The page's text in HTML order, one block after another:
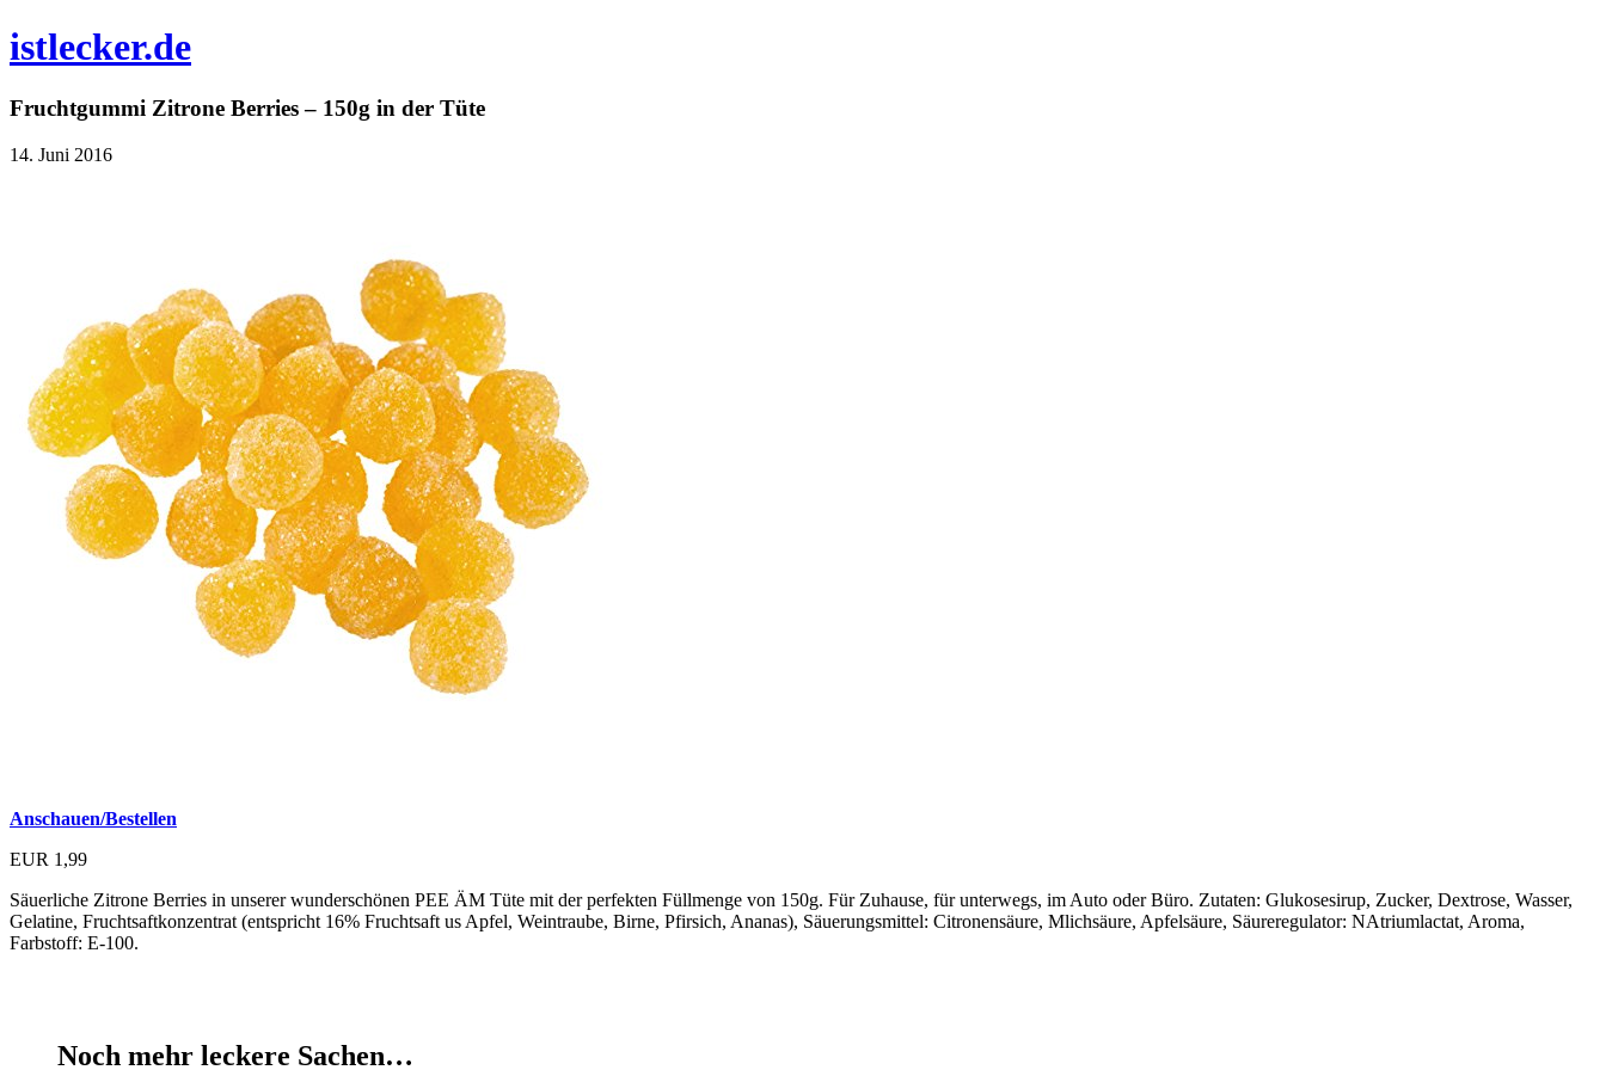
istlecker.de
Fruchtgummi Zitrone Berries – 150g in der Tüte
14. Juni 2016
Anschauen/Bestellen
EUR 1,99
Säuerliche Zitrone Berries in unserer wunderschönen PEE ÄM Tüte mit der perfekten Füllmenge von 150g. Für Zuhause, für unterwegs, im Auto oder Büro. Zutaten: Glukosesirup, Zucker, Dextrose, Wasser,
Gelatine, Fruchtsaftkonzentrat (entspricht 16% Fruchtsaft us Apfel, Weintraube, Birne, Pfirsich, Ananas), Säuerungsmittel: Citronensäure, Mlichsäure, Apfelsäure, Säureregulator: NAtriumlactat, Aroma,
Farbstoff: E-100.
Noch mehr leckere Sachen…